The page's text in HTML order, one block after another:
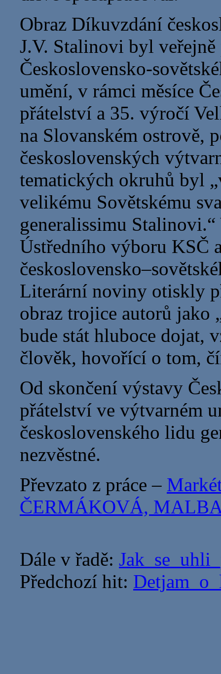
Obraz Díkuvzdání
J.V. Stalinovi byl veřejně
Československo-
umění, v rámci měsíce
přátelství a 35. výročí
na Slovanském ostrově,
československých
tematických okruhů byl
velikému Sovětskému
generalissimu
Ústředního výboru KSČ
Literární noviny otiskly
obraz trojice autorů jako
bude stát hluboce dojat,
člověk, hovořící o tom,
Od skončení výstavy
přátelství ve výtvarném
československého lidu
nezvěstné.
Převzato z práce –
ČERMÁKOVÁ,
Dále v řadě:
Předchozí hit: